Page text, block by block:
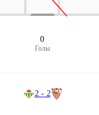
0
Голы
2 - 2